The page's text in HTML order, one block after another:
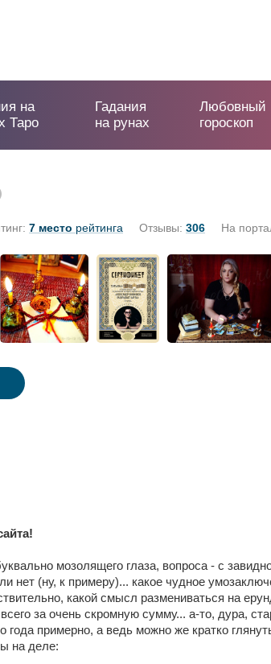
на
Таро
Гадания
на рунах
Любовный
гороскоп
7 место рейтинга Отзывы: 306 На
мозолящего глаза, вопроса - с
(ну, к примеру)... какое чудное
какой смысл размениваться на
за очень скромную сумму... а-то, дура,
примерно, а ведь можно же кратко
на деле: